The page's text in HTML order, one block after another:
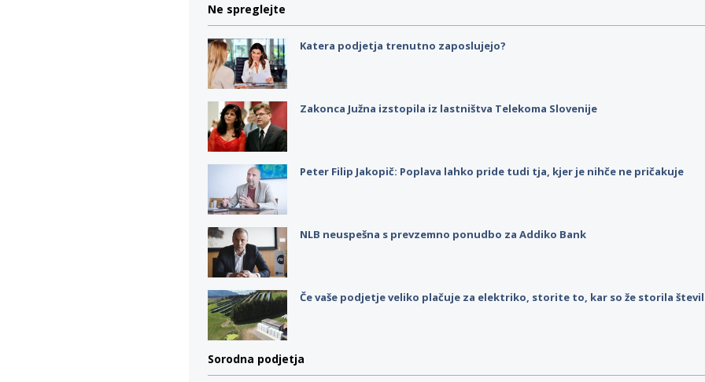
Ne spreglejte
Katera podjetja trenutno zaposlujejo?
Zakonca Južna izstopila iz lastništva Telekoma Slovenije
Peter Filip Jakopič: Poplava lahko pride tudi tja, kjer je nihče ne pričakuje
NLB neuspešna s prevzemno ponudbo za Addiko Bank
Če vaše podjetje veliko plačuje za elektriko, storite to, kar so že storila
Sorodna podjetja